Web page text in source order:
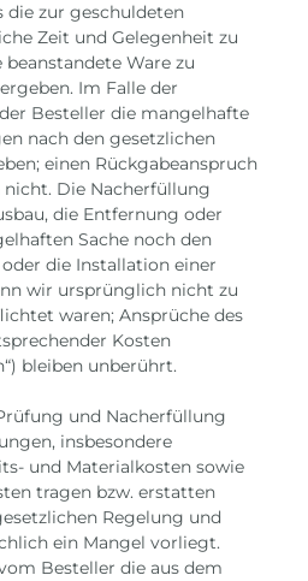
die zur geschuldeten
Zeit und Gelegenheit zu
Ware zu
Im Falle der
Besteller die mangelhafte
nach den gesetzlichen
einen Rückgabeanspruch
Die Nacherfüllung
die Entfernung oder
Sache noch den
die Installation einer
wir ursprünglich nicht zu
waren; Ansprüche des
Kosten
bleiben unberührt.
und Nacherfüllung
insbesondere
und Materialkosten sowie
tragen bzw. erstatten
Regelung und
ein Mangel vorliegt.
Besteller die aus dem